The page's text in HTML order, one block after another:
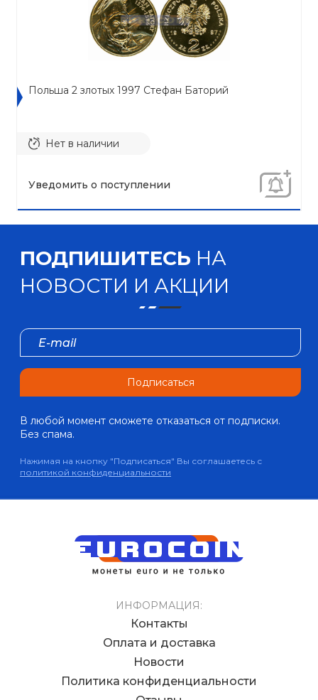
Польша 2 злотых 1997 Стефан Баторий
Нет в наличии
Уведомить о поступлении
ПОДПИШИТЕСЬ НА
НОВОСТИ И АКЦИИ
Подписаться
В любой момент сможете отказаться от подписки.
Без спама.
Нажимая на кнопку "Подписаться" Вы соглашаетесь с
политикой конфиденциальности
ИНФОРМАЦИЯ:
Контакты
Оплата и доставка
Новости
Политика конфиденциальности